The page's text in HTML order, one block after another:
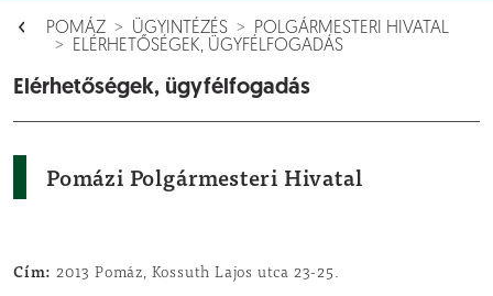
POMÁZ ÜGYINTÉZÉS
POLGÁRMESTERI HIVATAL
ELÉRHETŐSÉGEK, ÜGYFÉLFOGADÁS
Elérhetőségek, ügyfélfogadás
Pomázi Polgármesteri Hivatal
Cím: 2013 Pomáz, Kossuth Lajos utca 23-25.